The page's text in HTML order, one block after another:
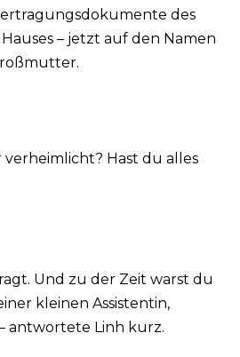
des
– jetzt auf den Namen
verheimlicht? Hast du alles
Und zu der Zeit warst du
kleinen Assistentin,
antwortete Linh kurz.